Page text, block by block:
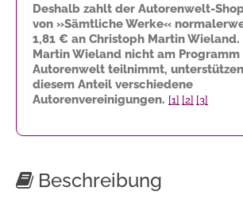
Deshalb zahlt der Autorenwelt-
von »Sämtliche Werke«
1,81 € an Christoph Martin Wieland.
Martin Wieland nicht am Programm
Autorenwelt teilnimmt,
diesem Anteil verschiedene
Autorenvereinigungen. [1] [2] [3]
Beschreibung